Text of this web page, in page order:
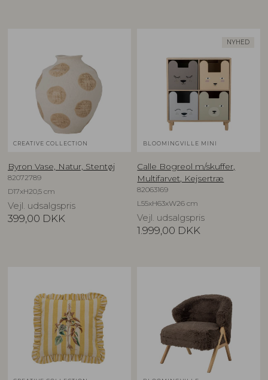
CREATIVE COLLECTION
Byron Vase, Natur, Stentøj
82072789
D17xH20,5 cm
Vejl. udsalgspris
399,00 DKK
NYHED
BLOOMINGVILLE MINI
Calle Bogreol m/skuffer,
Multifarvet, Kejsertræ
82063169
L55xH63xW26 cm
Vejl. udsalgspris
1.999,00 DKK